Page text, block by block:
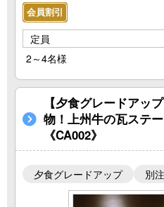
会員割引
定員
2～4名様
【夕食グレードアッ
物！上州牛の瓦ステ
《CA002》
夕食グレードアップ 別